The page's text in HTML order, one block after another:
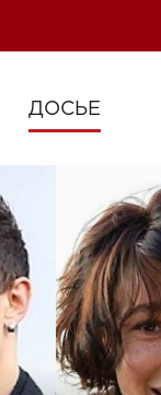
ДОСЬЕ